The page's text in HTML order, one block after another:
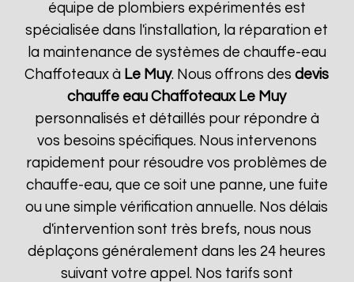
équipe de plombiers expérimentés est
spécialisée dans l'installation, la réparation et
la maintenance de systèmes de chauffe-eau
Chaffoteaux à Le Muy. Nous offrons desdevis
chauffe eau Chaffoteaux Le Muy
personnalisés et détaillés pour répondre à
vos besoins spécifiques. Nous intervenons
rapidement pour résoudre vos problèmes de
chauffe-eau, que ce soit une panne, une fuite
ou une simple vérification annuelle. Nos délais
d'intervention sont très brefs, nous nous
déplaçons généralement dans les 24 heures
suivant votre appel. Nos tarifs sont